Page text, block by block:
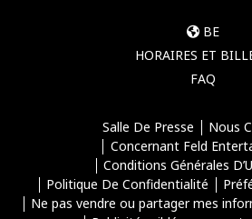
BE
HORAIRES ET
FAQ
Salle De Presse
Nous
Concernant Feld
Conditions Générales
Politique De Confidentialité
Ne pas vendre ou partager mes